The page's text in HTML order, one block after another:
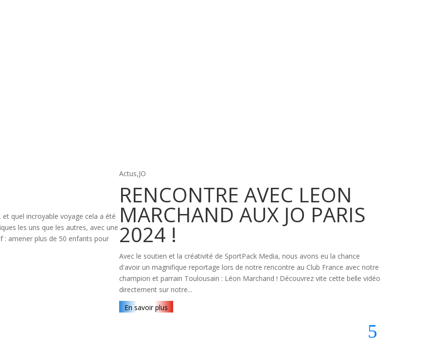
et quel incroyable voyage cela a été
les uns que les autres, avec une
amener plus de 50 enfants pour
Actus,JO
RENCONTRE AVEC LEON
MARCHAND AUX JO PARIS
2024 !
Avec le soutien et la créativité de SportPack Media, nous avons eu la chance
d'avoir un magnifique reportage lors de notre rencontre au Club France avec notre
champion et parrain Toulousain : Léon Marchand ! Découvrez vite cette belle vidéo
directement sur notre...
En savoir plus